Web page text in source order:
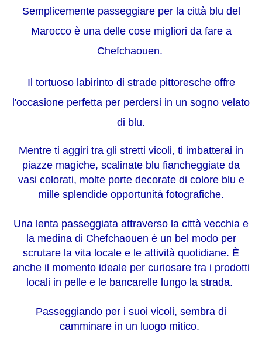
Semplicemente passeggiare per la città blu del
Marocco è una delle cose migliori da fare a
Chefchaouen.
Il tortuoso labirinto di strade pittoresche offre
l'occasione perfetta per perdersi in un sogno velato
di blu.
Mentre ti aggiri tra gli stretti vicoli, ti imbatterai in
piazze magiche, scalinate blu fiancheggiate da
vasi colorati, molte porte decorate di colore blu e
mille splendide opportunità fotografiche.
Una lenta passeggiata attraverso la città vecchia e
la medina di Chefchaouen è un bel modo per
scrutare la vita locale e le attività quotidiane. È
anche il momento ideale per curiosare tra i prodotti
locali in pelle e le bancarelle lungo la strada.
Passeggiando per i suoi vicoli, sembra di
camminare in un luogo mitico.